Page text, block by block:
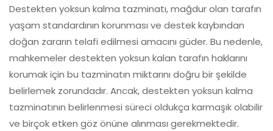
Destekten yoksun kalma tazminatı, mağdur olan tarafın
yaşam standardının korunması ve destek kaybından
doğan zararın telafi edilmesi amacını güder. Bu nedenle,
mahkemeler destekten yoksun kalan tarafın haklarını
korumak için bu tazminatın miktarını doğru bir şekilde
belirlemek zorundadır. Ancak, destekten yoksun kalma
tazminatının belirlenmesi süreci oldukça karmaşık olabilir
ve birçok etken göz önüne alınması gerekmektedir.